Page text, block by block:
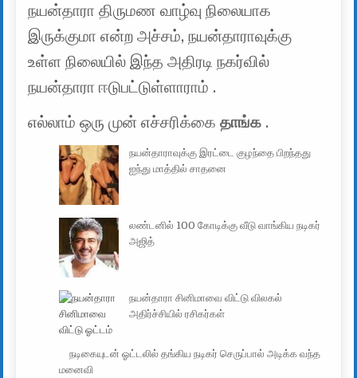
நயன்தாரா திருமண வாழ்வு நிலையாக
இருக்குமா என்ற அச்சம், நயன்தாராவுக்கு
உள்ள நிலையில் இந்த அதிரடி நகர்வில்
நயன்தாரா ஈடுபட்டுள்ளாராம் .
எல்லாம் ஒரு முன் எச்சரிக்கைதாங்க .
நயன்தாராவுக்கு இரட்டை குழந்தை பிறந்தது
ஐந்து மாத்தில் சாதனை
லண்டனில் 100 கோடிக்கு வீடு வாங்கிய நடிகர்
அஜித்
நயன்தாரா சினிமாவை விட்டு விலகல்
அதிர்ச்சியில் ரசிகர்கள்
நடிகையுடன் ஓட்டலில் தங்கிய நடிகர் செருப்பால் அடிக்க வந்த
மனைவி